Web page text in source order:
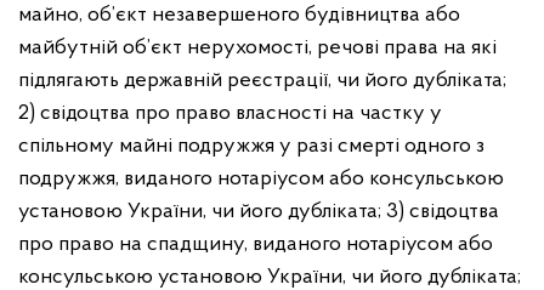
майно, об’єкт незавершеного будівництва або
майбутній об’єкт нерухомості, речові права на які
підлягають державній реєстрації, чи його дубліката;
2) свідоцтва про право власності на частку у
спільному майні подружжя у разі смерті одного з
подружжя, виданого нотаріусом або консульською
установою України, чи його дубліката; 3) свідоцтва
про право на спадщину, виданого нотаріусом або
консульською установою України, чи його дубліката;